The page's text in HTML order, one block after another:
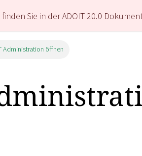
finden Sie in der ADOIT20.0
Administration öffnen